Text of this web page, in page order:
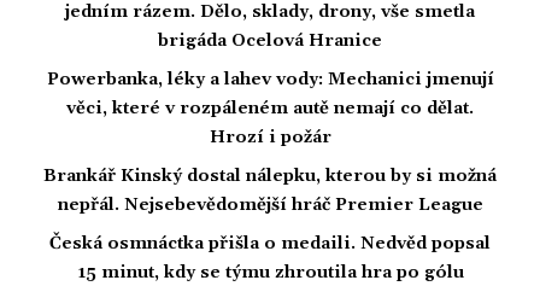
jedním rázem. Dělo, sklady, drony, vše smetla
brigáda Ocelová Hranice
Powerbanka, léky a lahev vody: Mechanici jmenují
věci, které v rozpáleném autě nemají co dělat.
Hrozí i požár
Brankář Kinský dostal nálepku, kterou by si možná
nepřál. Nejsebevědomější hráč Premier League
Česká osmnáctka přišla o medaili. Nedvěd popsal
15 minut, kdy se týmu zhroutila hra po gólu